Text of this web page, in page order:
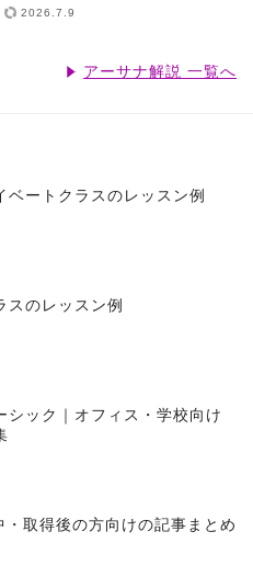
2026.7.9
アーサナ解説 一覧へ
ベートクラスのレッスン例
スのレッスン例
シック｜オフィス・学校向け
取得後の方向けの記事まとめ